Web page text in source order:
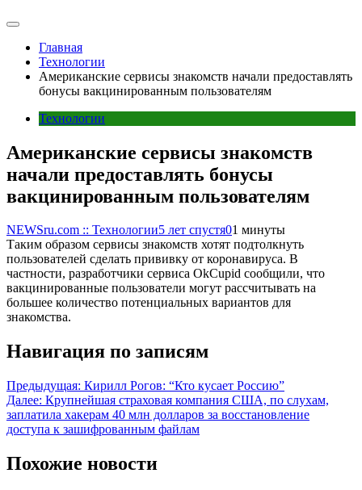
Главная
Технологии
Американские сервисы знакомств начали предоставлять
бонусы вакцинированным пользователям
Технологии
Американские сервисы знакомств
начали предоставлять бонусы
вакцинированным пользователям
NEWSru.com :: Технологии5 лет спустя01 минуты
Таким образом сервисы знакомств хотят подтолкнуть
пользователей сделать прививку от коронавируса. В
частности, разработчики сервиса OkCupid сообщили, что
вакцинированные пользователи могут рассчитывать на
большее количество потенциальных вариантов для
знакомства.
Навигация по записям
Предыдущая: Кирилл Рогов: “Кто кусает Россию”
Далее: Крупнейшая страховая компания США, по слухам,
заплатила хакерам 40 млн долларов за восстановление
доступа к зашифрованным файлам
Похожие новости